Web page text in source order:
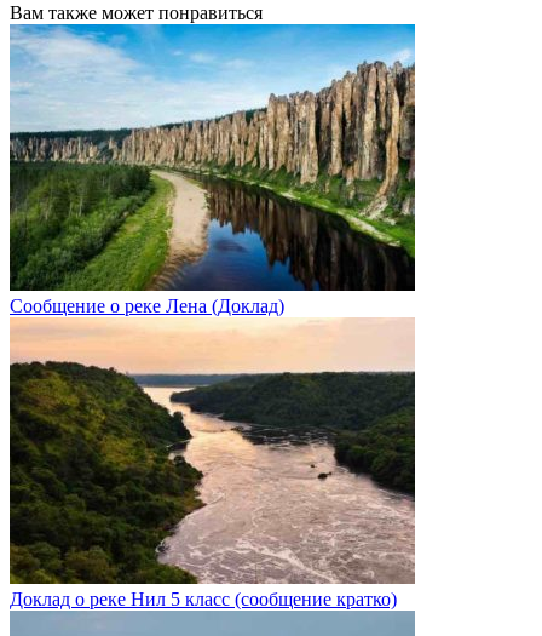
Вам также может понравиться
Сообщение о реке Лена (Доклад)
Доклад о реке Нил 5 класс (сообщение кратко)